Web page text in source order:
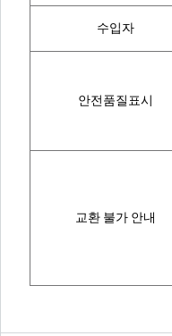
수입자
안전품질표시
교환 불가 안내